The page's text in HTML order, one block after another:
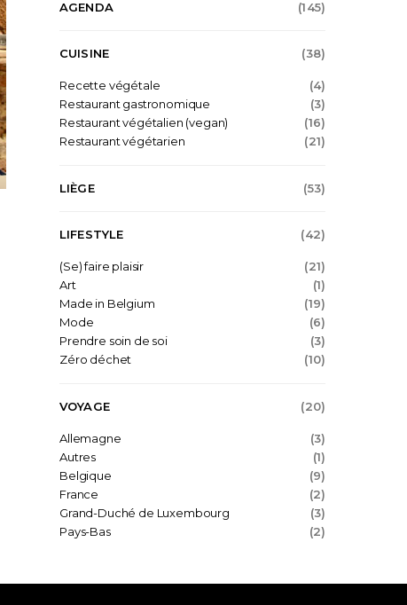
AGENDA (145)
CUISINE (38)
Recette végétale
(4)
Restaurant gastronomique
(3)
Restaurant végétalien (vegan)
(16)
Restaurant végétarien
(21)
LIÈGE (53)
LIFESTYLE (42)
(Se) faire plaisir
(21)
Art
(1)
Made in Belgium
(19)
Mode
(6)
Prendre soin de soi
(3)
Zéro déchet
(10)
VOYAGE (20)
Allemagne
(3)
Autres
(1)
Belgique
(9)
France
(2)
Grand-Duché de Luxembourg
(3)
Pays-Bas
(2)